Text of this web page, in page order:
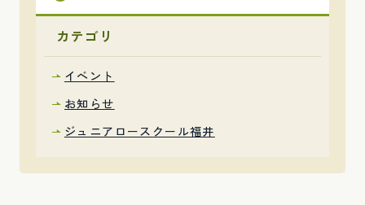
カテゴリ
イベント
お知らせ
ジュニアロースクール福井